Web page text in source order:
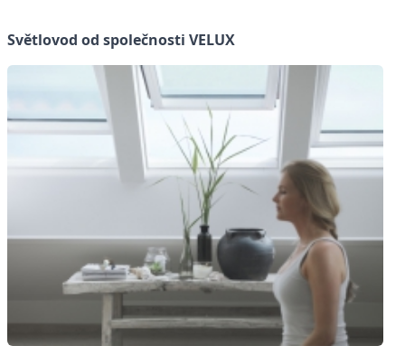
Světlovod od společnosti VELUX